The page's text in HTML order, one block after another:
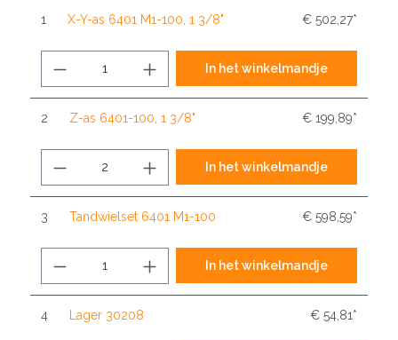
1 X-Y-as 6401 M1-100, 1 3/8" € 502,27*
In het winkelmandje
2 Z-as 6401-100, 1 3/8" € 199,89*
In het winkelmandje
3 Tandwielset 6401 M1-100 € 598,59*
In het winkelmandje
4 Lager 30208 € 54,81*